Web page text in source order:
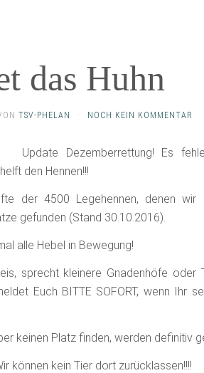
das Huhn
TSV-PHELAN · NOCH KEIN KOMMENTAR
Update Dezemberrettung! Es
den Hennen!!!
der 4500 Legehennen, denen wir
gefunden (Stand 30.10.2016).
alle Hebel in Bewegung!
sprecht kleinere Gnadenhöfe oder
Euch BITTE SOFORT, wenn Ihr
keinen Platz finden, werden definitiv
können kein Tier dort zurücklassen!!!!